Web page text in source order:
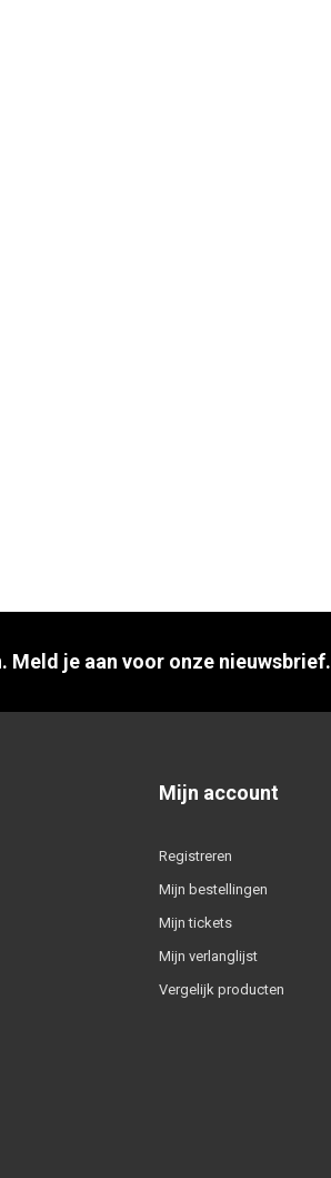
Meld je aan voor onze nieuwsbrief.
Mijn account
Registreren
Mijn bestellingen
Mijn tickets
Mijn verlanglijst
Vergelijk producten